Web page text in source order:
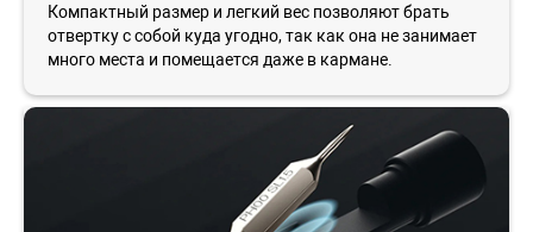
Компактный размер и легкий вес позволяют брать
отвертку с собой куда угодно, так как она не занимает
много места и помещается даже в кармане.